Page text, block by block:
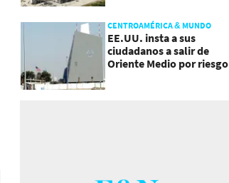
CENTROAMÉRICA & MUNDO
EE.UU. insta a sus
ciudadanos a salir de
Oriente Medio por riesgo